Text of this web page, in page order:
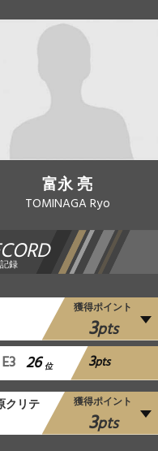
富永 亮
TOMINAGA Ryo
録
獲得ポイント
3pts
E3 26 位 3pts
クリテ 獲得ポイント
3pts